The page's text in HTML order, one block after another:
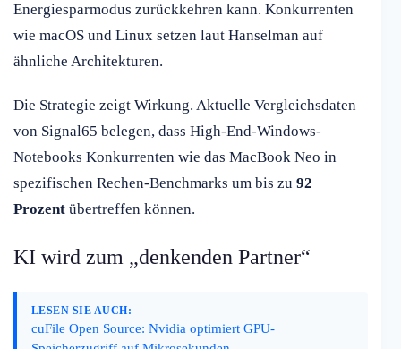
Energiesparmodus zurückkehren kann. Konkurrenten
wie macOS und Linux setzen laut Hanselman auf
ähnliche Architekturen.
Die Strategie zeigt Wirkung. Aktuelle Vergleichsdaten
von Signal65 belegen, dass High-End-Windows-
Notebooks Konkurrenten wie das MacBook Neo in
spezifischen Rechen-Benchmarks um bis zu 92
Prozent übertreffen können.
KI wird zum „denkenden Partner“
LESEN SIE AUCH:
cuFile Open Source: Nvidia optimiert GPU-